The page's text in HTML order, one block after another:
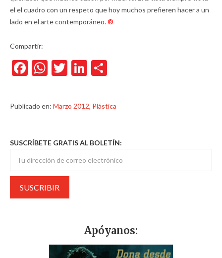
el el cuadro con un respeto que hoy muchos prefieren hacer a un
lado en el arte contemporáneo.®
Compartir:
Facebook
WhatsApp
TwitterLinkedIn
Publicado en: Marzo 2012, Plástica
SUSCRÍBETE GRATIS AL BOLETÍN:
Apóyanos: